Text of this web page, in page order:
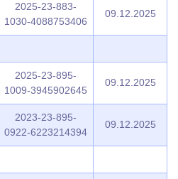
2025-23-883-
1030-4088753406
09.12.2025
2025-23-895-
1009-3945902645
09.12.2025
2023-23-895-
0922-6223214394
09.12.2025